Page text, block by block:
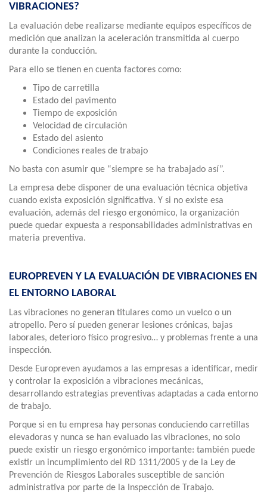
VIBRACIONES?
La evaluación debe realizarse mediante equipos específicos de
medición que analizan la aceleración transmitida al cuerpo
durante la conducción.
Para ello se tienen en cuenta factores como:
Tipo de carretilla
Estado del pavimento
Tiempo de exposición
Velocidad de circulación
Estado del asiento
Condiciones reales de trabajo
No basta con asumir que “siempre se ha trabajado así”.
La empresa debe disponer de una evaluación técnica objetiva
cuando exista exposición significativa. Y si no existe esa
evaluación, además del riesgo ergonómico, la organización
puede quedar expuesta a responsabilidades administrativas en
materia preventiva.
EUROPREVEN Y LA EVALUACIÓN DE VIBRACIONES EN
EL ENTORNO LABORAL
Las vibraciones no generan titulares como un vuelco o un
atropello. Pero sí pueden generar lesiones crónicas, bajas
laborales, deterioro físico progresivo… y problemas frente a una
inspección.
Desde Europreven ayudamos a las empresas a identificar, medir
y controlar la exposición a vibraciones mecánicas,
desarrollando estrategias preventivas adaptadas a cada entorno
de trabajo.
Porque si en tu empresa hay personas conduciendo carretillas
elevadoras y nunca se han evaluado las vibraciones, no solo
puede existir un riesgo ergonómico importante: también puede
existir un incumplimiento del RD 1311/2005 y de la Ley de
Prevención de Riesgos Laborales susceptible de sanción
administrativa por parte de la Inspección de Trabajo.